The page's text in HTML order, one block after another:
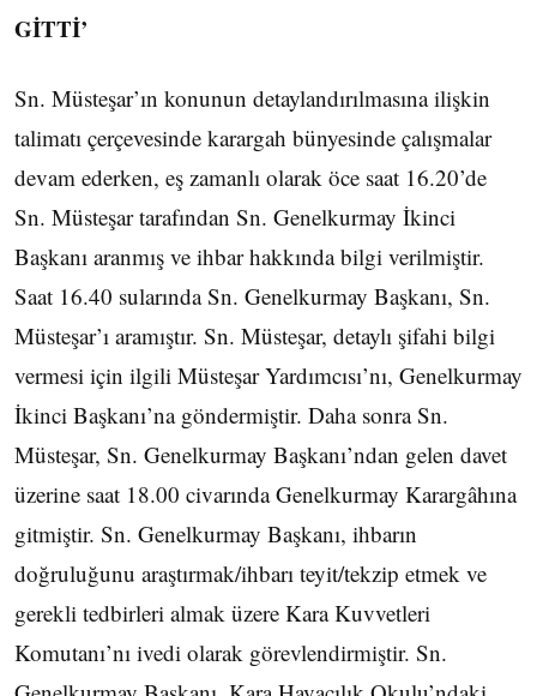
GİTTİ’
Sn. Müsteşar’ın konunun detaylandırılmasına ilişkin
talimatı çerçevesinde karargah bünyesinde çalışmalar
devam ederken, eş zamanlı olarak öce saat 16.20’de
Sn. Müsteşar tarafından Sn. Genelkurmay İkinci
Başkanı aranmış ve ihbar hakkında bilgi verilmiştir.
Saat 16.40 sularında Sn. Genelkurmay Başkanı, Sn.
Müsteşar’ı aramıştır. Sn. Müsteşar, detaylı şifahi bilgi
vermesi için ilgili Müsteşar Yardımcısı’nı, Genelkurmay
İkinci Başkanı’na göndermiştir. Daha sonra Sn.
Müsteşar, Sn. Genelkurmay Başkanı’ndan gelen davet
üzerine saat 18.00 civarında Genelkurmay Karargâhına
gitmiştir. Sn. Genelkurmay Başkanı, ihbarın
doğruluğunu araştırmak/ihbarı teyit/tekzip etmek ve
gerekli tedbirleri almak üzere Kara Kuvvetleri
Komutanı’nı ivedi olarak görevlendirmiştir. Sn.